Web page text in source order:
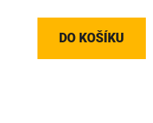
DO KOŠÍKU